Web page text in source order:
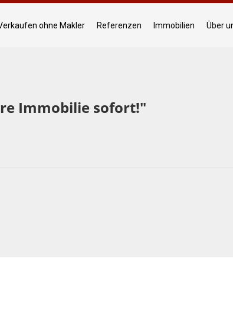
ohne Makler Referenzen Immobilien Über
Immobilie sofort!"